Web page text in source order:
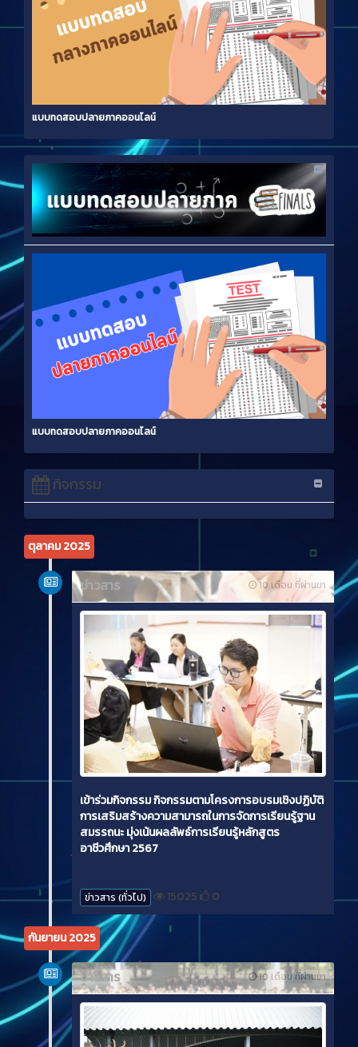
แบบทดสอบปลายภาคออนไลน์
แบบทดสอบปลายภาคออนไลน์
กิจกรรม
ตุลาคม 2025
10 เดือน ที่ผ่านมา
ข่าวสาร
เข้าร่วมกิจกรรม กิจกรรมตามโครงการอบรมเชิงปฏิบัติ
การเสริมสร้างความสามารถในการจัดการเรียนรู้ฐาน
สมรรถนะ มุ่งเน้นผลลัพธ์การเรียนรู้หลักสูตร
อาชีวศึกษา 2567
ข่าวสาร (ทั่วไป) 15025 0
กันยายน 2025
10 เดือน ที่ผ่านมา
ข่าวสาร